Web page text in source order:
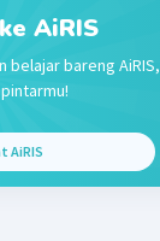
AiRIS
belajar bareng AiRIS,
AiRIS